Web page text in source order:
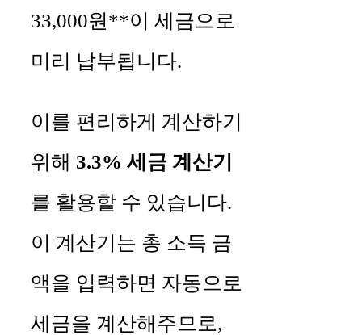
33,000원**이 세금으로
미리 납부됩니다.
이를 편리하게 계산하기
위해 3.3% 세금 계산기
를 활용할 수 있습니다.
이 계산기는 총 소득 금
액을 입력하면 자동으로
세금을 계산해주므로,